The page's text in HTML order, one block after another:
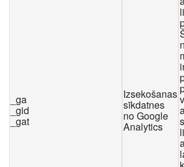
_ga
_gid
_gat
Izsekošanas
sīkdatnes
no Google
Analytics